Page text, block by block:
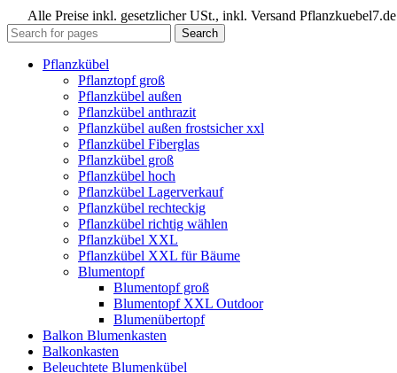
Alle Preise inkl. gesetzlicher USt., inkl. Versand Pflanzkuebel7.de
Search
Pflanzkübel
Pflanztopf groß
Pflanzkübel außen
Pflanzkübel anthrazit
Pflanzkübel außen frostsicher xxl
Pflanzkübel Fiberglas
Pflanzkübel groß
Pflanzkübel hoch
Pflanzkübel Lagerverkauf
Pflanzkübel rechteckig
Pflanzkübel richtig wählen
Pflanzkübel XXL
Pflanzkübel XXL für Bäume
Blumentopf
Blumentopf groß
Blumentopf XXL Outdoor
Blumenübertopf
Balkon Blumenkasten
Balkonkasten
Beleuchtete Blumenkübel